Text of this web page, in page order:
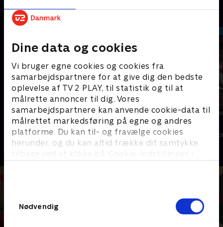
Dine data og cookies
Vi bruger egne cookies og cookies fra
samarbejdspartnere for at give dig den bedste
oplevelse af TV 2 PLAY, til statistik og til at
målrette annoncer til dig. Vores
samarbejdspartnere kan anvende cookie-data til
målrettet markedsføring på egne og andres
platforme. Du kan til- og fravælge cookies
herunder, og du kan altid trække dit samtykke
tilbage ved at klikke på ’Cookie-indstillinger’ i
Nødvendig
Andre så også
Landmand søger kærlighed
Reality • 13 sæsoner
Bachelor
Reality • 3